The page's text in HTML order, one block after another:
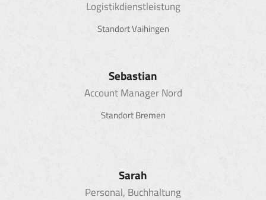
Logistikdienstleistung
Standort Vaihingen
Sebastian
Account Manager Nord
Standort Bremen
Sarah
Personal, Buchhaltung